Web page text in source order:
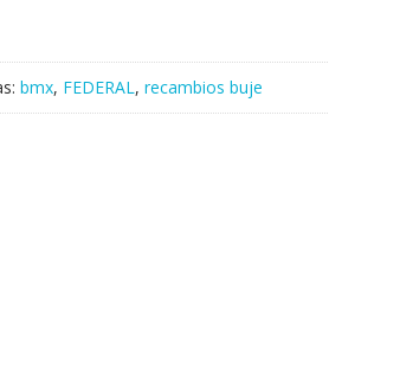
bmx, FEDERAL, recambios buje